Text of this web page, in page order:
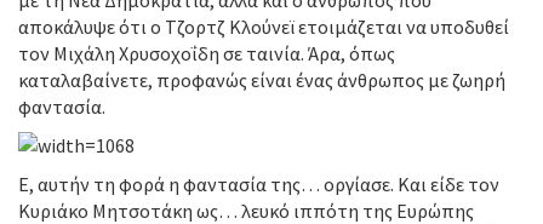
αποκάλυψε ότι ο Τζορτζ Κλούνεϊ ετοιμάζεται να υποδυθεί
τον Μιχάλη Χρυσοχοΐδη σε ταινία. Άρα, όπως
καταλαβαίνετε, προφανώς είναι ένας άνθρωπος με ζωηρή
φαντασία.
Ε, αυτήν τη φορά η φαντασία της… οργίασε. Και είδε τον
Κυριάκο Μητσοτάκη ως… λευκό ιππότη της Ευρώπης